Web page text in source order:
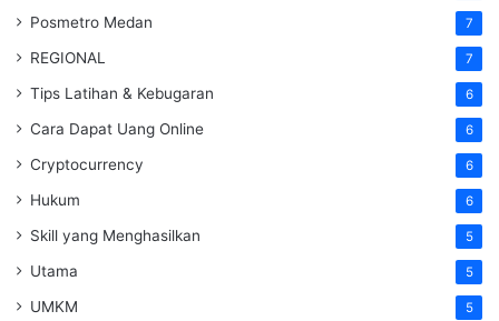
Posmetro Medan 7
REGIONAL 7
Tips Latihan & Kebugaran 6
Cara Dapat Uang Online 6
Cryptocurrency 6
Hukum 6
Skill yang Menghasilkan 5
Utama 5
UMKM 5